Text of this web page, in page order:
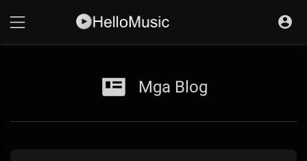
Mga Blog